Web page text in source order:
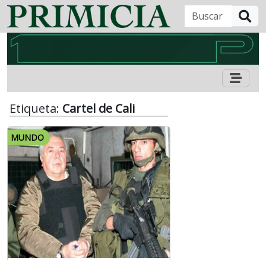
Etiqueta: Cartel de Cali
MUNDO